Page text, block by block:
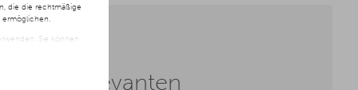
die die rechtmäßige
ermöglichen.
Sie können
klicken.
allen relevanten